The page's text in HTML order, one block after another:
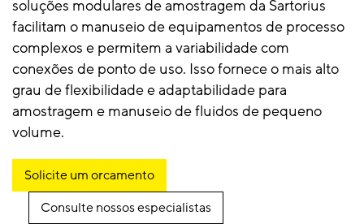
soluções modulares de amostragem da Sartorius
facilitam o manuseio de equipamentos de processo
complexos e permitem a variabilidade com
conexões de ponto de uso. Isso fornece o mais alto
grau de flexibilidade e adaptabilidade para
amostragem e manuseio de fluidos de pequeno
volume.
Solicite um orcamento
Consulte nossos especialistas